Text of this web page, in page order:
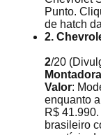
Punto.
de hatch
2.
2/20
Montadora
Valor:
enquanto
R$ 41.990.
brasileiro